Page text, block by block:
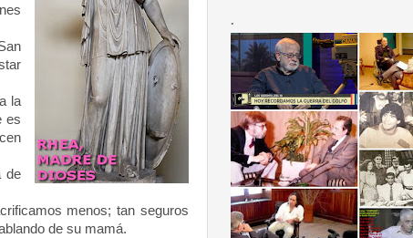
la
es
de
menos; tan seguros
de su mamá.
.